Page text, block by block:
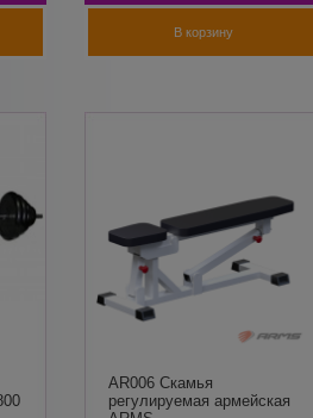
В корзину
AR006 Скамья
регулируемая армейская